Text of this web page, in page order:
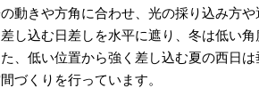
動きや方角に合わせ、光の採り込み方
し込む日差しを水平に遮り、冬は低い
、低い位置から強く差し込む夏の西日
づくりを行っています。